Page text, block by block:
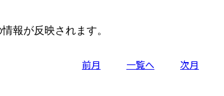
報が反映されます。
前月 一覧へ 次月